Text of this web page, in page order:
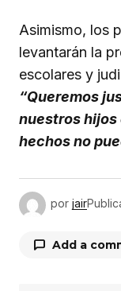
Asimismo, los
levantarán la
escolares y
“Queremos
nuestros hijos
hechos no
por jair
Add a